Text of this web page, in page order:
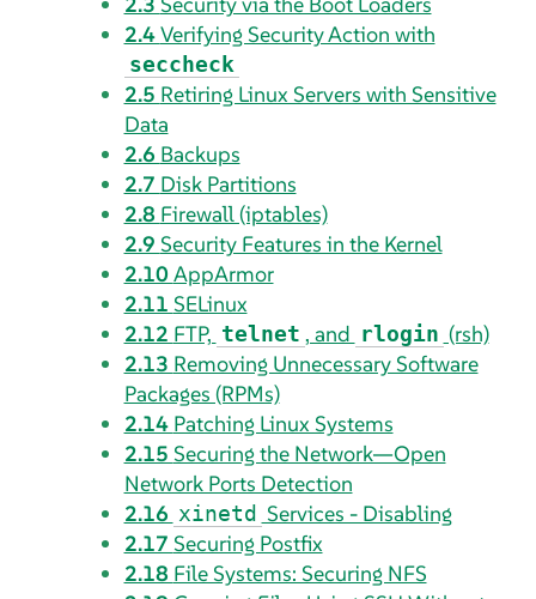
2.4Verifying Security Action with
seccheck
2.5 Retiring Linux Servers with Sensitive
Data
2.6 Backups
2.7 Disk Partitions
2.8 Firewall (iptables)
2.9 Security Features in the Kernel
2.10AppArmor
2.11 SELinux
2.12 FTP, telnet , and rlogin (rsh)
2.13 Removing Unnecessary Software
Packages (RPMs)
2.14 Patching Linux Systems
2.15 Securing the Network—Open
Network Ports Detection
2.16 xinetd Services - Disabling
2.17 Securing Postfix
2.18 File Systems: Securing NFS